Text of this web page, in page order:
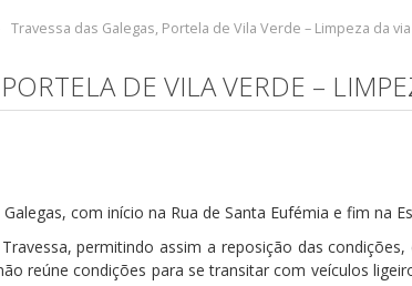
Travessa das Galegas, Portela de Vila Verde – Limpeza da via
DE VILA VERDE –
com início na Rua de Santa Eufémia e fim na
permitindo assim a reposição das
reúne condições para se transitar com veículos